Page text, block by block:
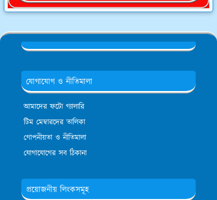
যোগাযোগ ও নীতিমালা
আমাদের ফটো গ্যালারি
টিম মেম্বারদের তালিকা
গোপনীয়তা ও নীতিমালা
যোগাযোগের সব ঠিকানা
প্রয়োজনীয় লিংকসমূহ